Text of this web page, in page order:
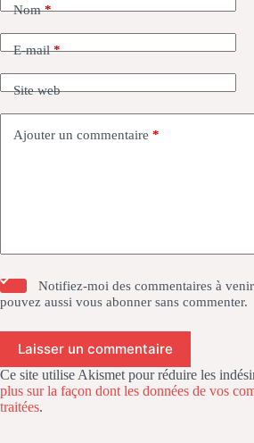
Nom*
E-mail*
Site web
Ajouter un commentaire *
Notifiez-moi des commentaires à
pouvez aussi vous abonner sans commenter.
Laisser un commentaire
Ce site utilise Akismet pour réduire les
plus sur la façon dont les données de vos
traitées.